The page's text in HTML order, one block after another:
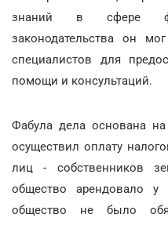
знаний в сфере
законодательства он
специалистов для
помощи и консультаций.
Фабула дела основана
осуществил оплату
лиц - собственников
общество арендовало
общество не было